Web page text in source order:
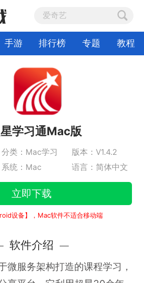
手游 排行榜 专题 教程
学习通Mac版
分类：Mac学习
版本：V1.4.2
系统：Mac 语言：简体中文
立即下载
设备】，Mac软件不适合移动端
软件介绍
微服务架构打造的课程学习，